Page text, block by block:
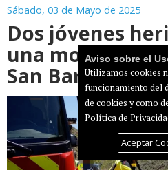
Sábado, 03 de Mayo de 2025
Dos jóvenes
una moto por
San Bartolomé
Aviso sobre el
Utilizamos cookies
funcionamiento del
de cookies y como
Política de
Aceptar